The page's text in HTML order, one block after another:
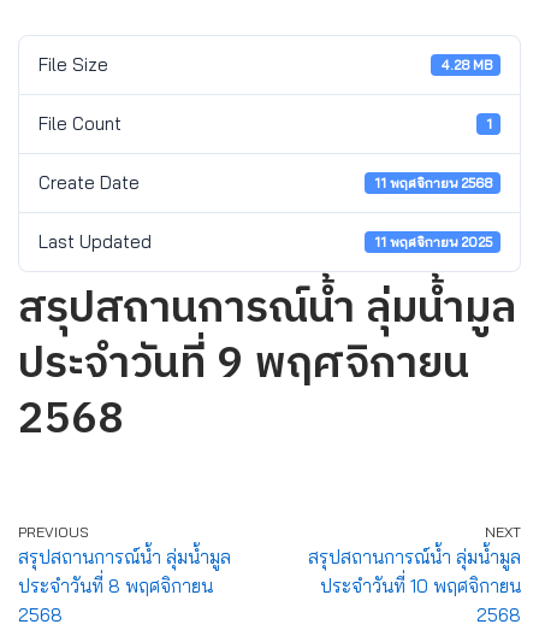
File Size 4.28 MB
File Count 1
Create Date 11 พฤศจิกายน 2568
Last Updated 11 พฤศจิกายน 2025
สรุปสถานการณ์น้ำ ลุ่มน้ำมูล
ประจำวันที่ 9 พฤศจิกายน
2568
PREVIOUS
สรุปสถานการณ์น้ำ ลุ่มน้ำมูล
ประจำวันที่ 8 พฤศจิกายน
2568
NEXT
สรุปสถานการณ์น้ำ ลุ่มน้ำมูล
ประจำวันที่ 10 พฤศจิกายน
2568